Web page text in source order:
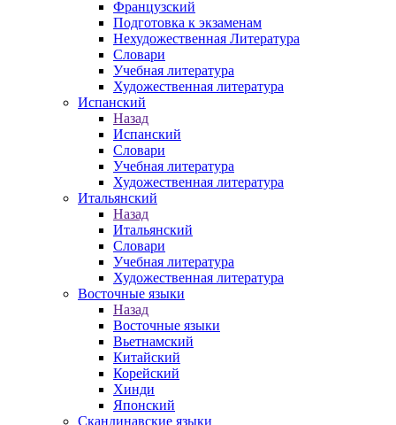
Французский
Подготовка к экзаменам
Нехудожественная Литература
Словари
Учебная литература
Художественная литература
Испанский
Назад
Испанский
Словари
Учебная литература
Художественная литература
Итальянский
Назад
Итальянский
Словари
Учебная литература
Художественная литература
Восточные языки
Назад
Восточные языки
Вьетнамский
Китайский
Корейский
Хинди
Японский
Скандинавские языки